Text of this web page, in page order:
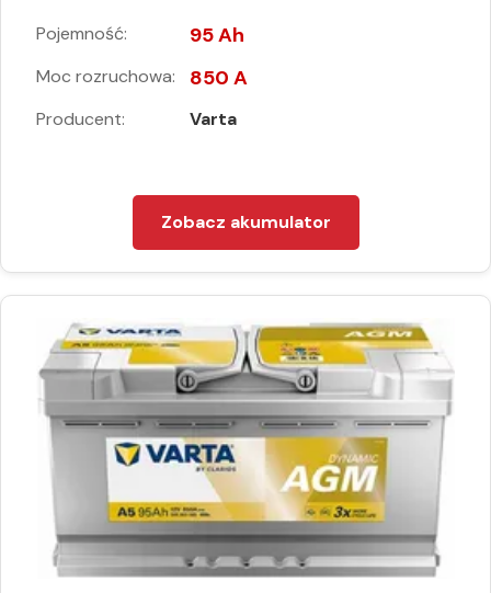
Pojemność: 95 Ah
Moc rozruchowa: 850 A
Producent: Varta
Zobacz akumulator